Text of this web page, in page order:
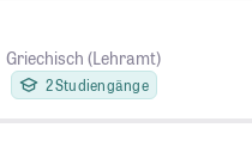
Griechisch (Lehramt)
2 Studiengänge